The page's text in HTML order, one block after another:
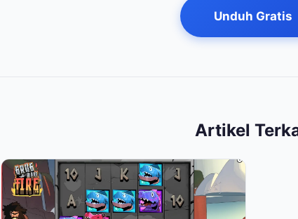
Unduh Gratis
Artikel